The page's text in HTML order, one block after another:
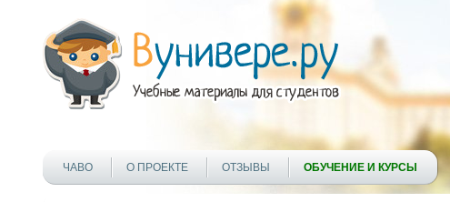
ЧАВО О ПРОЕКТЕ ОТЗЫВЫ ОБУЧЕНИЕ И КУРСЫ